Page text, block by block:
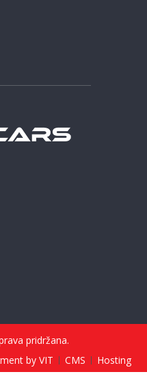
pridržana.
by VIT
CMS Hosting